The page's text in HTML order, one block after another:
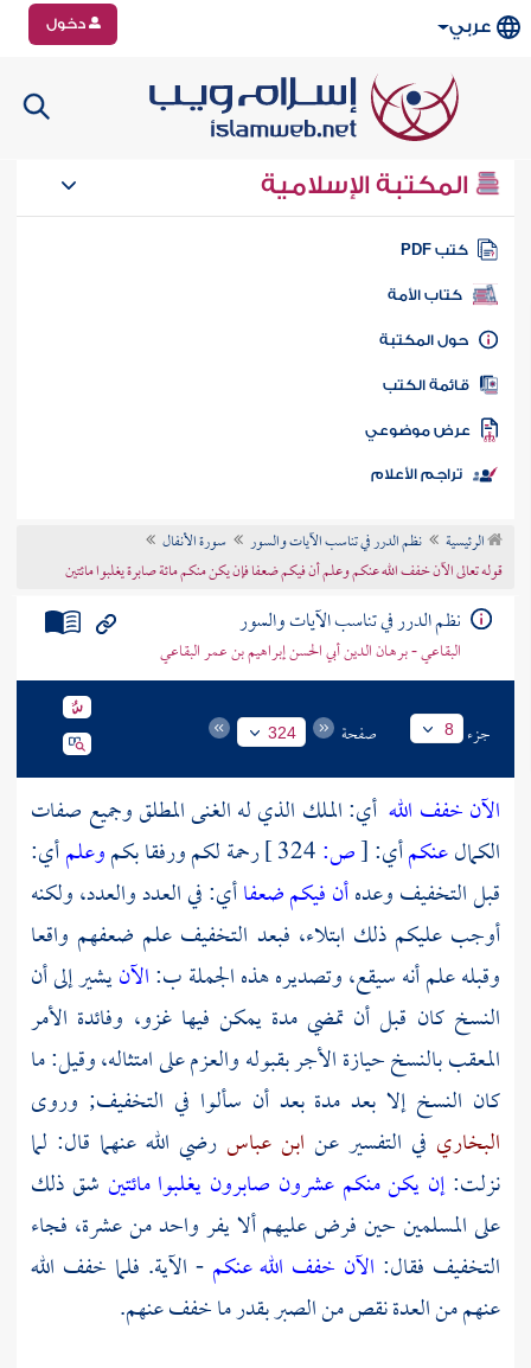
عربي دخول
المكتبة الإسلامية
كتب PDF
كتاب الأمة
المكتبة
الكتب
موضوعي
تراجم الأعلام
الرئيسية نظم الدرر في تناسب الآيات والسور
سورة الأنفال
قوله تعالى الآن خفف الله عنكم وعلم أن فيكم ضعفا فإن يكن منكم مائة صابرة يغلبوا مائتين
نظم الدرر في تناسب الآيات والسور
البقاعي - برهان الدين أبي الحسن إبراهيم بن عمر البقاعي
جزء 8 صفحة 324
الآن خفف الله أي: الملك الذي له الغنى المطلق وجميع صفات
الكمالعنكمأي:[ص: رحمة لكم ورفقا بكموعلمأي:
قبل التخفيف وعدهأن فيكم ضعفاأي: في العدد والعدد، ولكنه
أوجب عليكم ذلك ابتلاء، فبعد التخفيف علم ضعفهم واقعا
وقبله علم أنه سيقع، وتصديره هذه الجملة ب:الآنيشير إلى أن
النسخ كان قبل أن تمضي مدة يمكن فيها غزو، وفائدة الأمر
المعقب بالنسخ حيازة الأجر بقبوله والعزم على امتثاله، وقيل: ما
كان النسخ إلا بعد مدة بعد أن سألوا في التخفيف; وروى
البخاري في التفسير عن ابن عباس رضي الله عنهما قال: لما
نزلت:إن يكن منكم عشرون صابرون يغلبوا مائتين شق ذلك
على المسلمين حين فرض عليهم ألا يفر واحد من عشرة، فجاء
التخفيف فقال: الآن خفف الله عنكم- الآية. فلما خفف الله
عنهم من العدة نقص من الصبر بقدر ما خفف عنهم.